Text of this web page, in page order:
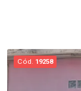
Cód. 19258